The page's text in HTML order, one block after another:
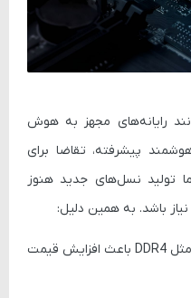
رایانه‌های مجهز به هوش
پیشرفته، تقاضا برای
تولید نسل‌های جدید هنوز
باشد. به همین دلیل:
DDR4 باعث افزایش قیمت